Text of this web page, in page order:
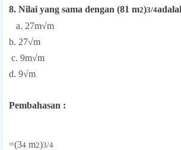
8. Nilai yang sama dengan (81 m2)3/4
a. 27m√m
b. 27√m
c. 9m√m
d. 9√m
Pembahasan :
=(34 m2)3/4